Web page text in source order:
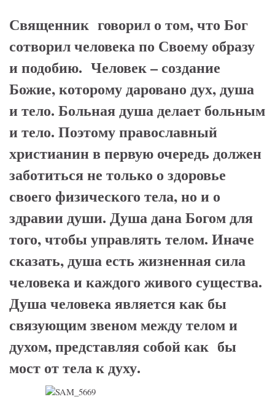
Священник говорил о том, что Бог
сотворил человека по Своему образу
и подобию. Человек – создание
Божие, которому даровано дух, душа
и тело. Больная душа делает больным
и тело. Поэтому православный
христианин в первую очередь должен
заботиться не только о здоровье
своего физического тела, но и о
здравии души. Душа дана Богом для
того, чтобы управлять телом. Иначе
сказать, душа есть жизненная сила
человека и каждого живого существа.
Душа человека является как бы
связующим звеном между телом и
духом, представляя собой как бы
мост от тела к духу.